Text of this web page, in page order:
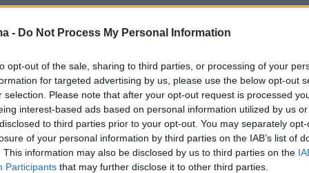
- Do Not Process My Personal Information
opt-out of the sale, sharing to third parties, or processing of your
for targeted advertising by us, please use the below opt-out
selection. Please note that after your opt-out request is processed
interest-based ads based on personal information utilized by us
to third parties prior to your opt-out. You may separately
of your personal information by third parties on the IAB’s list of
This information may also be disclosed by us to third parties on the
Participants that may further disclose it to other third parties.
όμως, μπαίνει στη ζωή του ένας μεγάλος
Άιρες, όπου κατέφυγε ξαφνικά για
λόγους. Παίρνει το πρώτο αεροπλάνο και
Θα μπορούσε να πάει και περπατώντας
να αντέξει στις νέες συνθήκες,
να υποστεί στερήσεις και ταπεινώσεις μέχρι
έρωτα της ζωής του; Θα αντέξει μέσα στις